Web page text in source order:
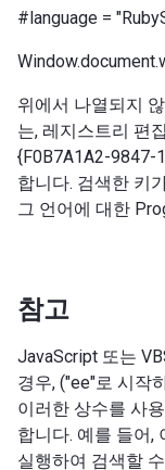
#language =
위에서 나열되지
는, 레지스트리 편
{F0B7A1A2-9847-
합니다. 검색한 키
그 언어에 대한
참고
JavaScript 또는
경우, ("ee"로 시작
이러한 상수를 사
합니다. 예를 들어,
실행하여 검색할